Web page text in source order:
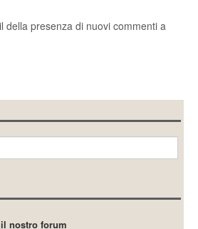
della presenza di nuovi commenti a
nostro forum